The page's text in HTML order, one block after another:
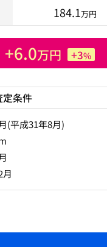
184.1万円
+6.0万円 +3%
定条件
(平成31年8月)
月